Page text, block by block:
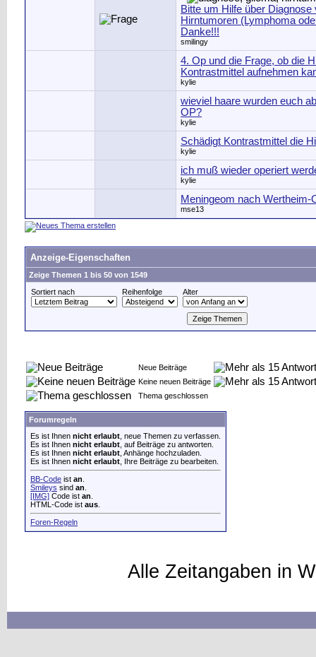
Bitte um Hilfe über Diagnose
Hirntumoren (Lymphoma
Danke!!!
smilingy
4. Op und die Frage, ob die
Kontrastmittel aufnehmen
kylie
wieviel haare wurden euch
OP?
kylie
Schädigt Kontrastmittel die
kylie
ich muß wieder operiert
kylie
Meningeom nach Wertheim-
mse13
Anzeige-Eigenschaften
Zeige Themen 1 bis 50 von 1549
Sortiert nach
Reihenfolge Alter
Neue Beiträge
Keine neuen Beiträge
Thema geschlossen
Forumregeln
Es ist Ihnen nicht erlaubt , neue Themen zu verfassen.
Es ist Ihnen nicht erlaubt , auf Beiträge zu antworten.
Es ist Ihnen nicht erlaubt , Anhänge hochzuladen.
Es ist Ihnen nicht erlaubt , Ihre Beiträge zu bearbeiten.
BB-Code ist an
Smileys sind an
[IMG] Code ist an
HTML-Code ist aus
Foren-Regeln
Alle Zeitangaben in